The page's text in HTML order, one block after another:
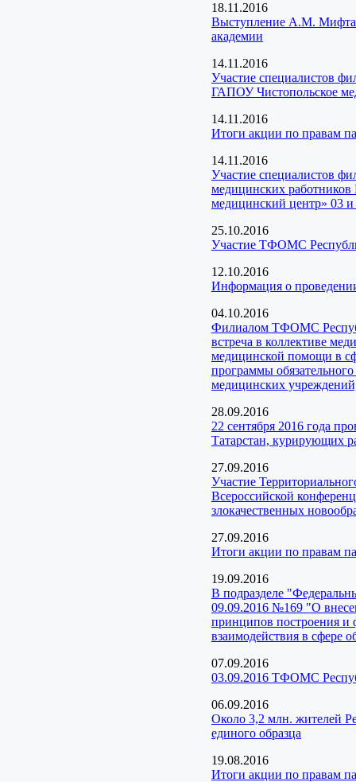
18.11.2016
Выступление А.М.
академии
14.11.2016
Участие специалистов
ГАПОУ Чистопольское
14.11.2016
Итоги акции по правам
14.11.2016
Участие специалистов
медицинских работников
медицинский центр» 03 и
25.10.2016
Участие ТФОМС
12.10.2016
Информация о
04.10.2016
Филиалом ТФОМС
встреча в коллективе
медицинской помощи в
программы
медицинских
28.09.2016
22 сентября 2016 года
Татарстан, курирующих
27.09.2016
Участие
Всероссийской
злокачественных
27.09.2016
Итоги акции по правам
19.09.2016
В подразделе
09.09.2016 №169 "О
принципов построения
взаимодействия в сфере
07.09.2016
03.09.2016 ТФОМС
06.09.2016
Около 3,2 млн. жителей
единого образца
19.08.2016
Итоги акции по правам